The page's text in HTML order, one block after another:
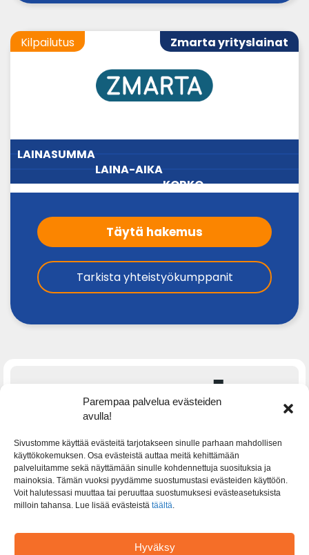
Parempaa palvelua evästeiden
avulla!
Sivustomme käyttää evästeitä tarjotakseen sinulle parhaan mahdollisen
käyttökokemuksen. Osa evästeistä auttaa meitä kehittämään
palveluitamme sekä näyttämään sinulle kohdennettuja suosituksia ja
mainoksia. Tämän vuoksi pyydämme suostumustasi evästeiden käyttöön.
Voit halutessasi muuttaa tai peruuttaa suostumuksesi evästeasetuksista
milloin tahansa. Lue lisää evästeistä täältä
Hyväksy
Hae Qred laina tästä
Suomilaina.com»Rahoitusyhtiö»Qred
Zmarta yrityslainat
Kilpailutus
LAINASUMMA
AIKA
Täytä hakemus
Tarkista yhteistyökumppanit